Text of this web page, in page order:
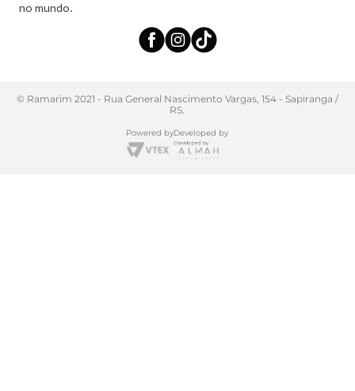
no mundo.
© Ramarim 2021 - Rua General Nascimento Vargas, 154 - Sapiranga /
RS.
Powered byDeveloped by